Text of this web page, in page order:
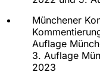
Compliance-
Betreuung der
Münchener
Auflage
3. Auflage
2023